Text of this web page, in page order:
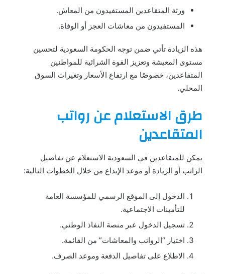
ورثة المتقاعدين المستفيدون من المعاش.
المستفيدون من معاشات العجز أو الوفاة.
هذه الزيادة تأتي ضمن توجه الحكومة السعودية لتحسين
مستوى المعيشة وتعزيز القوة الشرائية للمواطنين
المتقاعدين، خصوصًا مع ارتفاع الأسعار وتغيرات السوق
المحلي.
طرق الاستعلام عن رواتب
المتقاعدين
يمكن للمتقاعدين في السعودية الاستعلام عن تفاصيل
الراتب أو الزيادة أو موعد الإيداع من خلال الخطوات التالية:
الدخول إلى الموقع الرسمي للمؤسسة العامة
للتأمينات الاجتماعية.
تسجيل الدخول عبر منصة النفاذ الوطني.
اختيار “الرواتب والمعاشات” من القائمة.
الاطلاع على تفاصيل الدفعة وموعد الصرف.